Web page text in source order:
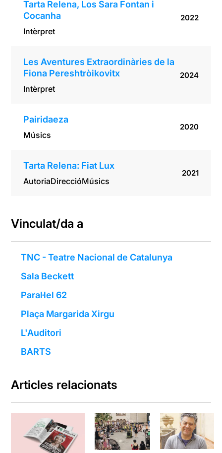
Tarta Relena, Los Sara Fontan i
Cocanha
Intèrpret
2022
Les Aventures Extraordinàries de la
Fiona Pereshtròikovitx
Intèrpret
2024
Pairidaeza
Músics
2020
Tarta Relena: Fiat Lux
AutoriaDireccióMúsics
2021
Vinculat/da a
TNC - Teatre Nacional de Catalunya
Sala Beckett
Paral·lel 62
Plaça Margarida Xirgu
L'Auditori
BARTS
Articles relacionats